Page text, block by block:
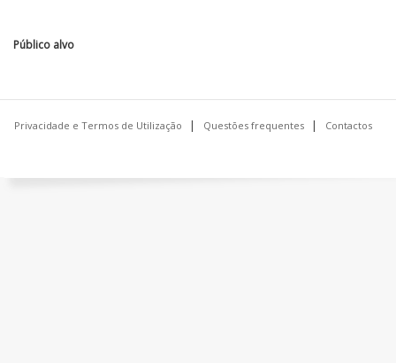
Público alvo
Privacidade e Termos de Utilização Questões frequentes Contactos